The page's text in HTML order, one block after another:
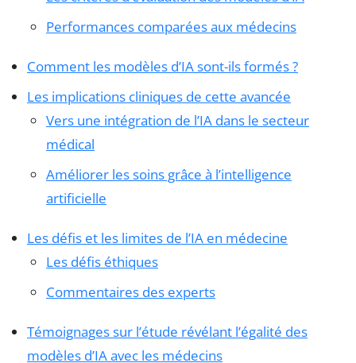
Performances comparées aux médecins
Comment les modèles d’IA sont-ils formés ?
Les implications cliniques de cette avancée
Vers une intégration de l’IA dans le secteur
médical
Améliorer les soins grâce à l’intelligence
artificielle
Les défis et les limites de l’IA en médecine
Les défis éthiques
Commentaires des experts
Témoignages sur l’étude révélant l’égalité des
modèles d’IA avec les médecins